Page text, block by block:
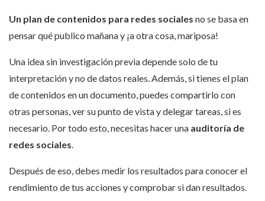
Un plan de contenidos para redes sociales no se basa en
pensar qué publico mañana y ¡a otra cosa, mariposa!
Una idea sin investigación previa depende solo de tu
interpretación y no de datos reales. Además, si tienes el plan
de contenidos en un documento, puedes compartirlo con
otras personas, ver su punto de vista y delegar tareas, si es
necesario. Por todo esto, necesitas hacer una auditoría de
redes sociales
Después de eso, debes medir los resultados para conocer el
rendimiento de tus acciones y comprobar si dan resultados.